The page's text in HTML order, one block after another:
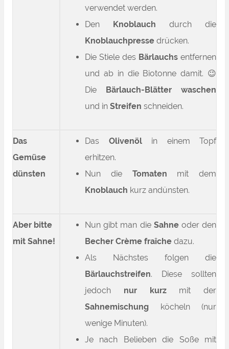
verwendet werden.
Den Knoblauch durch die
Knoblauchpresse drücken.
Die Stiele des Bärlauchs entfernen
und ab in die Biotonne damit. 😉
Die Bärlauch-Blätter waschen
und in Streifen schneiden.
Das
Gemüse
dünsten
Das Olivenölin einem Topf
erhitzen.
Nun die Tomaten mit dem
Knoblauch kurz andünsten.
Aber bitte
mit Sahne!
Nun gibt man die Sahne oder den
Becher Crème fraîche dazu.
Als Nächstes folgen die
Bärlauchstreifen. Diese sollten
jedoch nur kurzmit der
Sahnemischung köcheln (nur
wenige Minuten).
Je nach Belieben die Soße mit